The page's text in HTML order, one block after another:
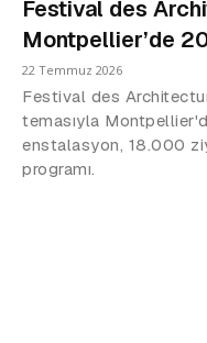
Festival des
Montpellier’de 20
22 Temmuz 2026
Festival des
temasıyla
enstalasyon, 18.000
programı.